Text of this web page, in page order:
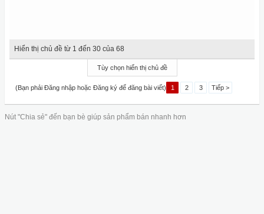
Hiển thị chủ đề từ 1 đến 30 của 68
Tùy chọn hiển thị chủ đề
(Bạn phải Đăng nhập hoặc Đăng ký để đăng bài viết) 1 2 3 Tiếp >
Nút "Chia sẻ" đến bạn bè giúp sản phẩm bán nhanh hơn